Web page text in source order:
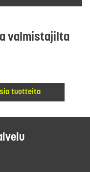
valmistajilta
tuotteita